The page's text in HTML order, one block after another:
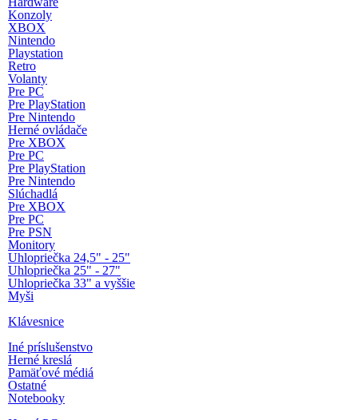
Konzoly
XBOX
Nintendo
Playstation
Retro
Volanty
Pre PC
Pre PlayStation
Pre Nintendo
Herné ovládače
Pre XBOX
Pre PC
Pre PlayStation
Pre Nintendo
Slúchadlá
Pre XBOX
Pre PC
Pre PSN
Monitory
Uhlopriečka 24,5" - 25"
Uhlopriečka 25" - 27"
Uhlopriečka 33" a vyššie
Myši
Klávesnice
Iné príslušenstvo
Herné kreslá
Pamäťové médiá
Ostatné
Notebooky